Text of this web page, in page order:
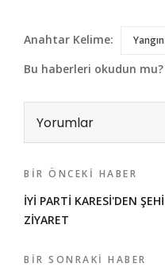
Anahtar Kelime: Yangın
Bu haberleri okudun mu?
Yorumlar
BIR ÖNCEKI HABER
İYİ PARTİ KARESİ'DEN
ZİYARET
BIR SONRAKI HABER